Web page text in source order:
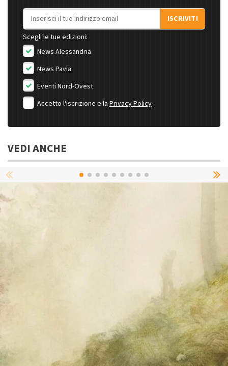
Indirizzo email
ISCRIVITI
Scegli le tue edizioni:
News Alessandria
News Pavia
Eventi Nord-Ovest
Accetto l'iscrizione e la Privacy Policy
VEDI ANCHE